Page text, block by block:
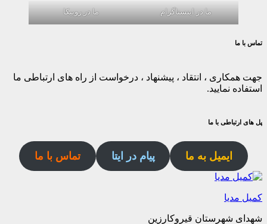
ما در اینستاگرام ما در روبیکا
تماس با ما
جهت همکاری ، انتقاد ، پیشنهاد ، درخواست از راه های ارتباطی ما
استفاده نمایید.
پل های ارتباطی با ما
ایمیل به ما پیام در ایتا تماس با ما
کمیل مدیا
شهدای شهرستان قیروکارزین